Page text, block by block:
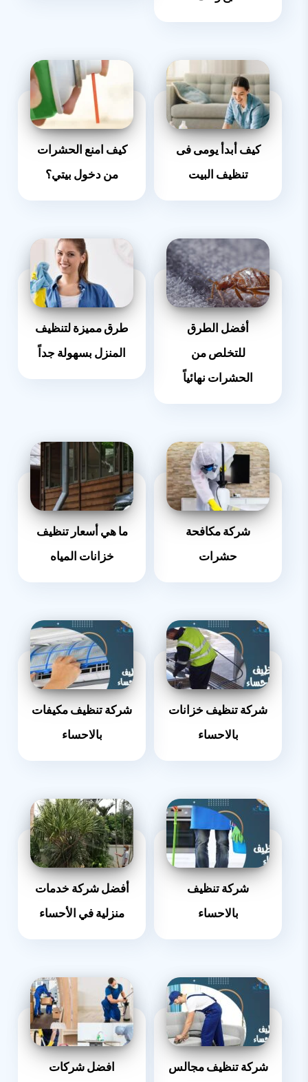
كيف أبدأ يومى فى
تنظيف البيت
كيف امنع الحشرات
من دخول بيتي؟
أفضل الطرق
للتخلص من
الحشرات نهائياً
طرق مميزة لتنظيف
المنزل بسهولة جداً
شركة مكافحة
حشرات
ما هي أسعار تنظيف
خزانات المياه
شركة تنظيف خزانات
بالاحساء
شركة تنظيف مكيفات
بالاحساء
شركة تنظيف
بالاحساء
أفضل شركة خدمات
منزلية في الأحساء
شركة تنظيف مجالس
افضل شركات